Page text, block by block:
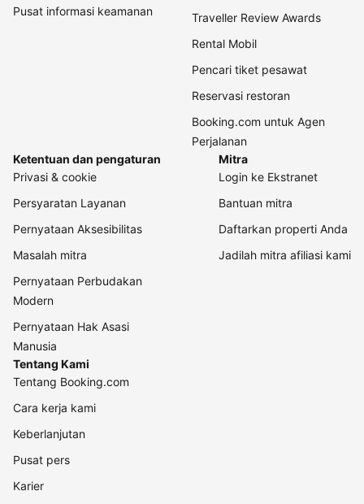
Pusat informasi keamanan
Traveller Review Awards
Rental Mobil
Pencari tiket pesawat
Reservasi restoran
Booking.com untuk Agen
Perjalanan
Ketentuan dan pengaturan
Privasi & cookie
Persyaratan Layanan
Pernyataan Aksesibilitas
Masalah mitra
Pernyataan Perbudakan
Modern
Pernyataan Hak Asasi
Manusia
Mitra
Login ke Ekstranet
Bantuan mitra
Daftarkan properti Anda
Jadilah mitra afiliasi kami
Tentang Kami
Tentang Booking.com
Cara kerja kami
Keberlanjutan
Pusat pers
Karier